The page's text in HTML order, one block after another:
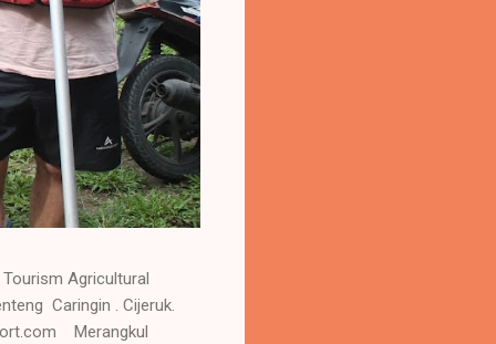
Agricultural
Caringin . Cijeruk.
Merangkul